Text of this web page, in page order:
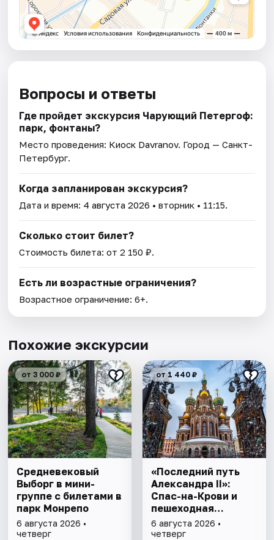
Вопросы и ответы
Где пройдет экскурсия Чарующий Петергоф:
парк, фонтаны?
Место проведения: Киоск Davranov. Город — Санкт-
Петербург.
Когда запланирован экскурсия?
Дата и время: 4 августа 2026 • вторник • 11:15.
Сколько стоит билет?
Стоимость билета: от 2 150 ₽.
Есть ли возрастные ограничения?
Возрастное ограничение: 6+.
Похожие экскурсии
от 3 000 ₽
Cредневековый
Выборг в мини-
группе c билетами в
парк Монрепо
6 августа 2026 •
четверг
от 1 440 ₽
«Последний путь
Александра II»:
Спас-на-Крови и
пешеходная
прогулка
6 августа 2026 •
четверг